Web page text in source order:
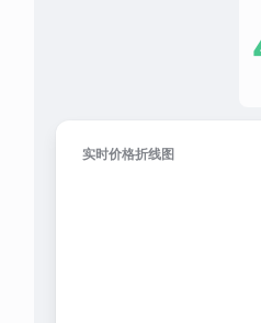
实时价格折线图